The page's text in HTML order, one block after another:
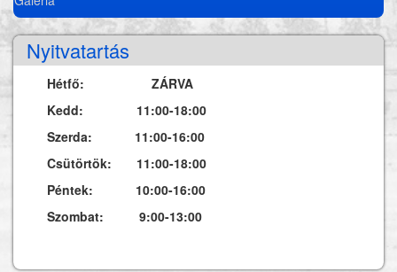
Nyitvatartás
Hétfő: ZÁRVA
Kedd: 11:00-18:00
Szerda: 11:00-16:00
Csütörtök: 11:00-18:00
Péntek: 10:00-16:00
Szombat: 9:00-13:00